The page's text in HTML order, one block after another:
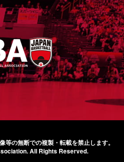
等の無断での複製・転載を禁止します。
All Rights Reserved.